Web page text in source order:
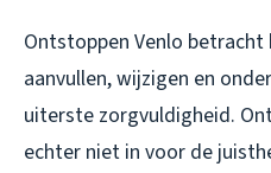
Ontstoppen Venlo
aanvullen, wijzigen en
uiterste zorgvuldigheid.
echter niet in voor de